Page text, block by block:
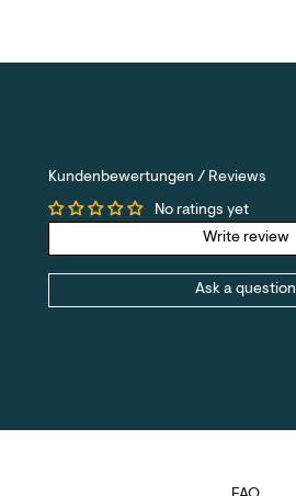
Kundenbewertungen / Reviews
No ratings yet
Write review
Ask a question